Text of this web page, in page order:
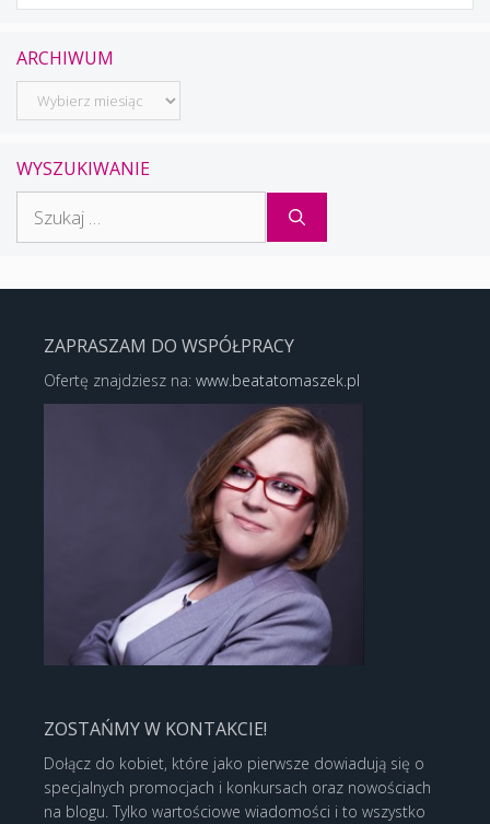
ARCHIWUM
Archiwum
WYSZUKIWANIE
ZAPRASZAM DO WSPÓŁPRACY
Ofertę znajdziesz na: www.beatatomaszek.pl
ZOSTAŃMY W KONTAKCIE!
Dołącz do kobiet, które jako pierwsze dowiadują się o
specjalnych promocjach i konkursach oraz nowościach
na blogu. Tylko wartościowe wiadomości i to wszystko